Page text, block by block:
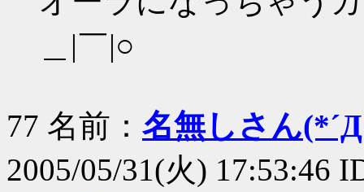
＿|￣|○
77 名前： 名無しさん
2005/05/31(火) 17:53:46